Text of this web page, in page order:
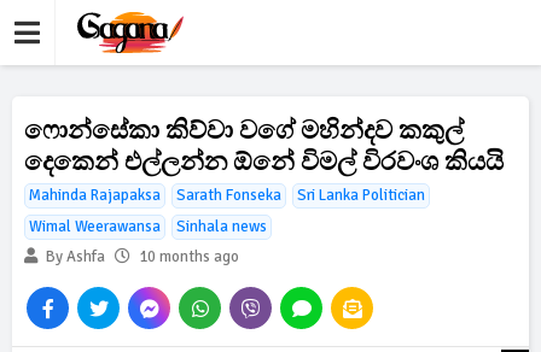
ෆොන්සේකා කිව්වා වගේ මහින්දව කකුල්
දෙකෙන් එල්ලන්න ඕනේ විමල් විරවංශ කියයි
Mahinda Rajapaksa Sarath Fonseka
Sri Lanka Politician
Wimal Weerawansa
Sinhala news
By Ashfa
10 months ago